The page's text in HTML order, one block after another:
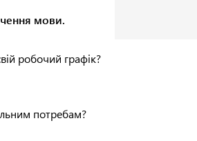
мови.
робочий графік?
потребам?